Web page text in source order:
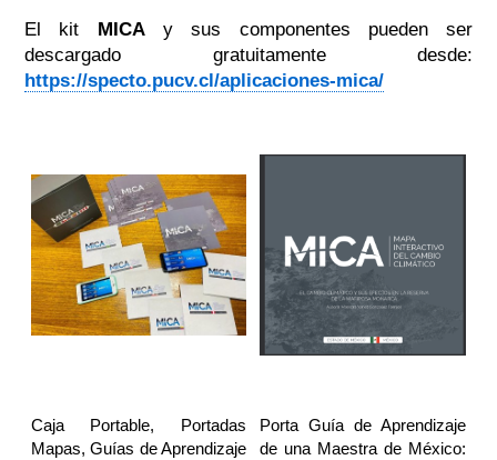
El kit
MICAy sus componentes pueden ser
descargado gratuitamente desde:
https://specto.pucv.cl/aplicaciones-mica/
Caja Portable, Portadas
Mapas, Guías de Aprendizaje
Porta Guía de Aprendizaje
de una Maestra de México: